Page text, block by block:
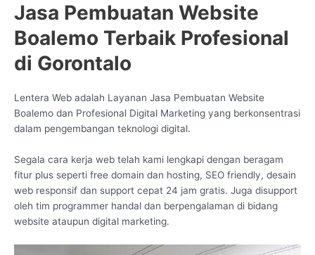
Jasa Pembuatan Website
Boalemo Terbaik Profesional
di Gorontalo
Lentera Web adalah Layanan Jasa Pembuatan Website
Boalemo dan Profesional Digital Marketing yang berkonsentrasi
dalam pengembangan teknologi digital.
Segala cara kerja web telah kami lengkapi dengan beragam
fitur plus seperti free domain dan hosting, SEO friendly, desain
web responsif dan support cepat 24 jam gratis. Juga disupport
oleh tim programmer handal dan berpengalaman di bidang
website ataupun digital marketing.